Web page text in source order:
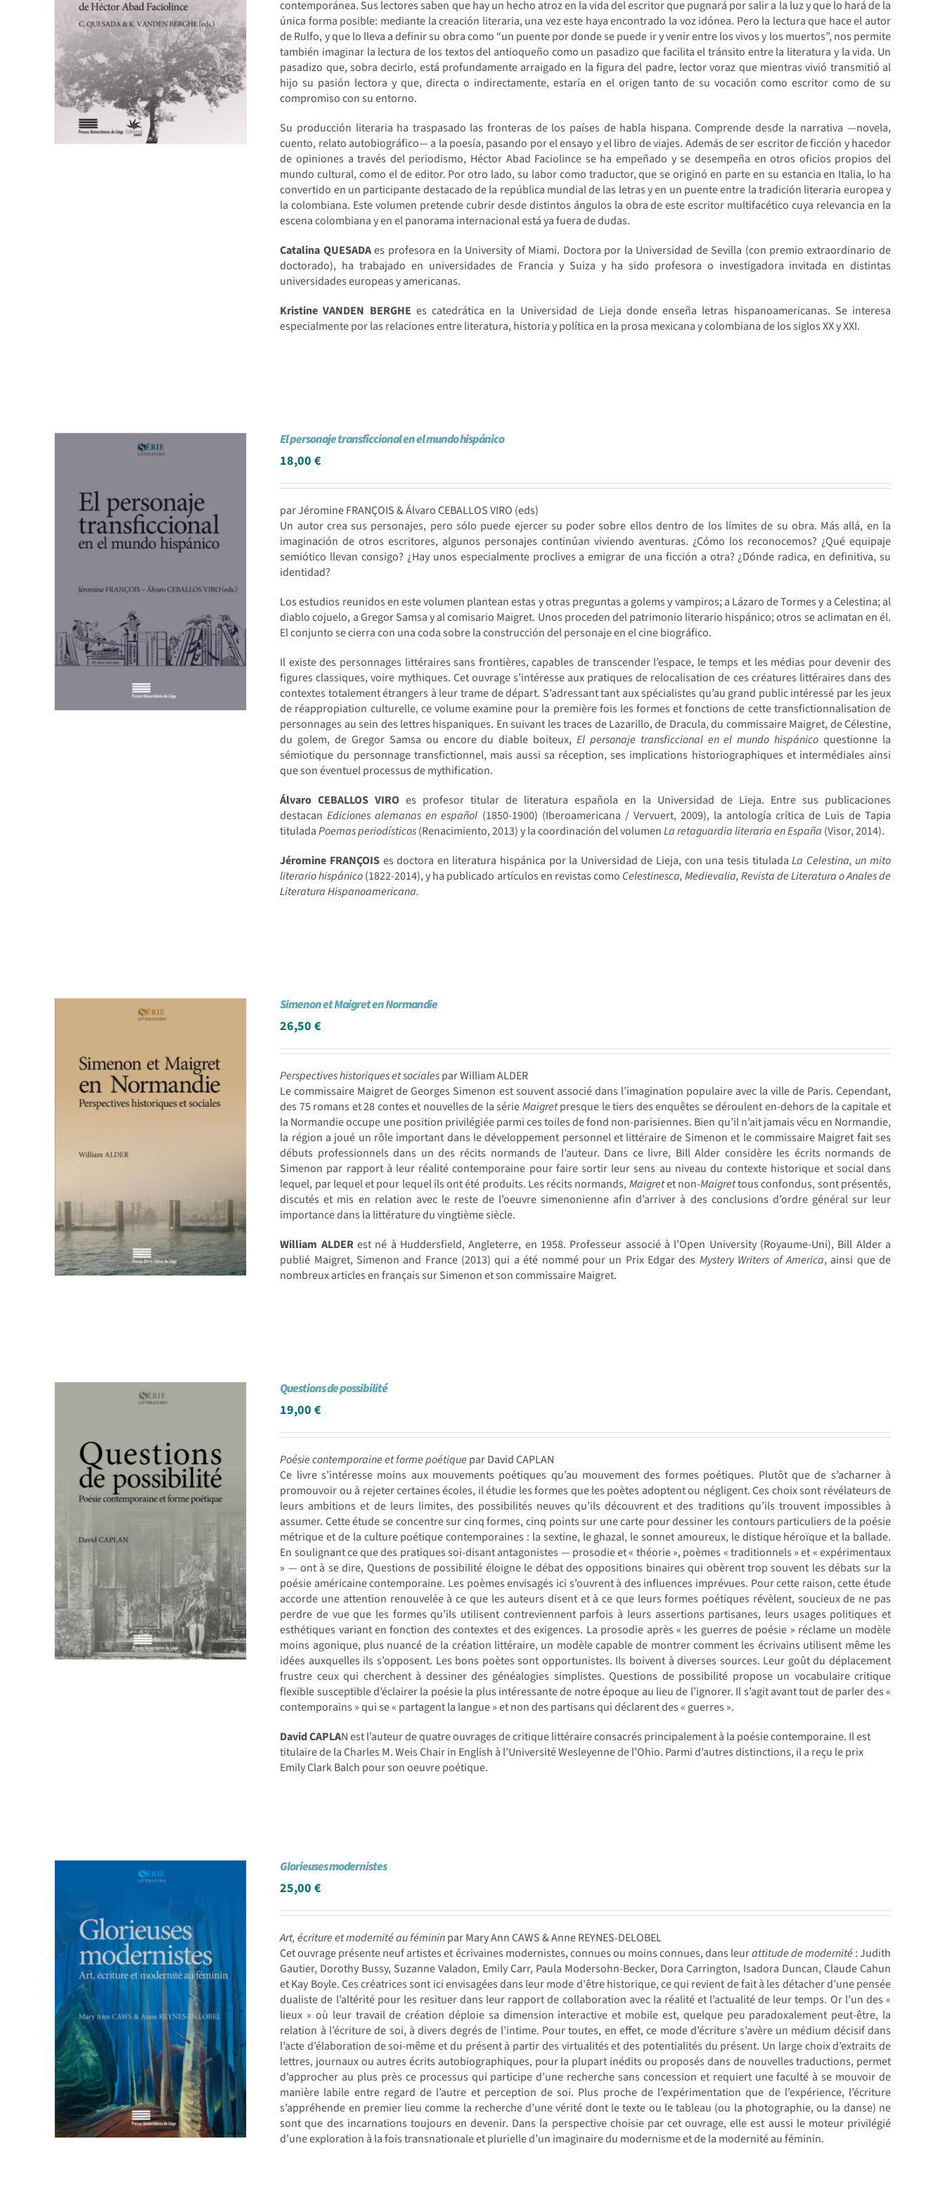
contemporánea. Sus lectores saben que hay un hecho atroz en la vida del escritor que pugnará por salir a la luz y que lo hará de la
única forma posible: mediante la creación literaria, una vez este haya encontrado la voz idónea. Pero la lectura que hace el autor
de Rulfo, y que lo lleva a definir su obra como “un puente por donde se puede ir y venir entre los vivos y los muertos”, nos permite
también imaginar la lectura de los textos del antioqueño como un pasadizo que facilita el tránsito entre la literatura y la vida. Un
pasadizo que, sobra decirlo, está profundamente arraigado en la figura del padre, lector voraz que mientras vivió transmitió al
hijo su pasión lectora y que, directa o indirectamente, estaría en el origen tanto de su vocación como escritor como de su
compromiso con su entorno.
Su producción literaria ha traspasado las fronteras de los países de habla hispana. Comprende desde la narrativa —novela,
cuento, relato autobiográfico— a la poesía, pasando por el ensayo y el libro de viajes. Además de ser escritor de ficción y hacedor
de opiniones a través del periodismo, Héctor Abad Faciolince se ha empeñado y se desempeña en otros oficios propios del
mundo cultural, como el de editor. Por otro lado, su labor como traductor, que se originó en parte en su estancia en Italia, lo ha
convertido en un participante destacado de la república mundial de las letras y en un puente entre la tradición literaria europea y
la colombiana. Este volumen pretende cubrir desde distintos ángulos la obra de este escritor multifacético cuya relevancia en la
escena colombiana y en el panorama internacional está ya fuera de dudas.
Catalina QUESADAes profesora en la University of Miami. Doctora por la Universidad de Sevilla (con premio extraordinario de
doctorado), ha trabajado en universidades de Francia y Suiza y ha sido profesora o investigadora invitada en distintas
universidades europeas y americanas.
Kristine VANDEN BERGHE es catedrática en la Universidad de Lieja donde enseña letras hispanoamericanas. Se interesa
especialmente por las relaciones entre literatura, historia y política en la prosa mexicana y colombiana de los siglos XX y XXI.
El personaje transficcional en el mundo hispánico
18,00€
par Jéromine FRANÇOIS & Álvaro CEBALLOS VIRO (eds)
Un autor crea sus personajes, pero sólo puede ejercer su poder sobre ellos dentro de los límites de su obra. Más allá, en la
imaginación de otros escritores, algunos personajes continúan viviendo aventuras. ¿Cómo los reconocemos? ¿Qué equipaje
semiótico llevan consigo? ¿Hay unos especialmente proclives a emigrar de una ficción a otra? ¿Dónde radica, en definitiva, su
identidad?
Los estudios reunidos en este volumen plantean estas y otras preguntas a golems y vampiros; a Lázaro de Tormes y a Celestina; al
diablo cojuelo, a Gregor Samsa y al comisario Maigret. Unos proceden del patrimonio literario hispánico; otros se aclimatan en él.
El conjunto se cierra con una coda sobre la construcción del personaje en el cine biográfico.
Il existe des personnages littéraires sans frontières, capables de transcender l’espace, le temps et les médias pour devenir des
figures classiques, voire mythiques. Cet ouvrage s’intéresse aux pratiques de relocalisation de ces créatures littéraires dans des
contextes totalement étrangers à leur trame de départ. S’adressant tant aux spécialistes qu’au grand public intéressé par les jeux
de réappropiation culturelle, ce volume examine pour la première fois les formes et fonctions de cette transfictionnalisation de
personnages au sein des lettres hispaniques. En suivant les traces de Lazarillo, de Dracula, du commissaire Maigret, de Célestine,
du golem, de Gregor Samsa ou encore du diable boiteux, El personaje transficcional en el mundo hispánico questionne la
sémiotique du personnage transfictionnel, mais aussi sa réception, ses implications historiographiques et intermédiales ainsi
que son éventuel processus de mythification.
Álvaro CEBALLOS VIRO es profesor titular de literatura española en la Universidad de Lieja. Entre sus publicaciones
destacanEdiciones alemanas en español (1850-1900) (Iberoamericana / Vervuert, 2009), la antología crítica de Luis de Tapia
tituladaPoemas periodísticos(Renacimiento, 2013) y la coordinación del volumenLa retaguardia literaria en España (Visor, 2014).
Jéromine FRANÇOISes doctora en literatura hispánica por la Universidad de Lieja, con una tesis tituladaLa Celestina, un mito
literario hispánico(1822-2014), y ha publicado artículos en revistas como Celestinesca, Medievalia, Revista de Literatura o Anales de
Literatura Hispanoamericana.
Simenon et Maigret en Normandie
26,50€
Perspectives historiques et socialespar William ALDER
Le commissaire Maigret de Georges Simenon est souvent associé dans l’imagination populaire avec la ville de Paris. Cependant,
des 75 romans et 28 contes et nouvelles de la sérieMaigretpresque le tiers des enquêtes se déroulent en-dehors de la capitale et
la Normandie occupe une position privilégiée parmi ces toiles de fond non-parisiennes. Bien qu’il n’ait jamais vécu en Normandie,
la région a joué un rôle important dans le développement personnel et littéraire de Simenon et le commissaire Maigret fait ses
débuts professionnels dans un des récits normands de l’auteur. Dans ce livre, Bill Alder considère les écrits normands de
Simenon par rapport à leur réalité contemporaine pour faire sortir leur sens au niveau du contexte historique et social dans
lequel, par lequel et pour lequel ils ont été produits. Les récits normands,Maigretet non-Maigrettous confondus, sont présentés,
discutés et mis en relation avec le reste de l’oeuvre simenonienne afin d’arriver à des conclusions d’ordre général sur leur
importance dans la littérature du vingtième siècle.
William ALDERest né à Huddersfield, Angleterre, en 1958. Professeur associé à l’Open University (Royaume-Uni), Bill Alder a
publié Maigret, Simenon and France (2013) qui a été nommé pour un Prix Edgar des Mystery Writers of America, ainsi que de
nombreux articles en français sur Simenon et son commissaire Maigret.
Questions de possibilité
19,00€
Poésie contemporaine et forme poétique par David CAPLAN
Ce livre s’intéresse moins aux mouvements poétiques qu’au mouvement des formes poétiques. Plutôt que de s’acharner à
promouvoir ou à rejeter certaines écoles, il étudie les formes que les poètes adoptent ou négligent. Ces choix sont révélateurs de
leurs ambitions et de leurs limites, des possibilités neuves qu’ils découvrent et des traditions qu’ils trouvent impossibles à
assumer. Cette étude se concentre sur cinq formes, cinq points sur une carte pour dessiner les contours particuliers de la poésie
métrique et de la culture poétique contemporaines : la sextine, le ghazal, le sonnet amoureux, le distique héroïque et la ballade.
En soulignant ce que des pratiques soi-disant antagonistes — prosodie et « théorie », poèmes « traditionnels » et « expérimentaux
» — ont à se dire, Questions de possibilité éloigne le débat des oppositions binaires qui obèrent trop souvent les débats sur la
poésie américaine contemporaine. Les poèmes envisagés ici s’ouvrent à des influences imprévues. Pour cette raison, cette étude
accorde une attention renouvelée à ce que les auteurs disent et à ce que leurs formes poétiques révèlent, soucieux de ne pas
perdre de vue que les formes qu’ils utilisent contreviennent parfois à leurs assertions partisanes, leurs usages politiques et
esthétiques variant en fonction des contextes et des exigences. La prosodie après « les guerres de poésie » réclame un modèle
moins agonique, plus nuancé de la création littéraire, un modèle capable de montrer comment les écrivains utilisent même les
idées auxquelles ils s’opposent. Les bons poètes sont opportunistes. Ils boivent à diverses sources. Leur goût du déplacement
frustre ceux qui cherchent à dessiner des généalogies simplistes. Questions de possibilité propose un vocabulaire critique
flexible susceptible d’éclairer la poésie la plus intéressante de notre époque au lieu de l’ignorer. Il s’agit avant tout de parler des «
contemporains » qui se « partagent la langue » et non des partisans qui déclarent des « guerres ».
David CAPLAN est l’auteur de quatre ouvrages de critique littéraire consacrés principalement à la poésie contemporaine. Il est
titulaire de la Charles M. Weis Chair in English à l’Université Wesleyenne de l’Ohio. Parmi d’autres distinctions, il a reçu le prix
Emily Clark Balch pour son oeuvre poétique.
Glorieuses modernistes
25,00€
Art, écriture et modernité au fémininpar Mary Ann CAWS & Anne REYNES-DELOBEL
Cet ouvrage présente neuf artistes et écrivaines modernistes, connues ou moins connues, dans leurattitude de modernité: Judith
Gautier, Dorothy Bussy, Suzanne Valadon, Emily Carr, Paula Modersohn-Becker, Dora Carrington, Isadora Duncan, Claude Cahun
et Kay Boyle. Ces créatrices sont ici envisagées dans leur mode d'être historique, ce qui revient de fait à les détacher d’une pensée
dualiste de l’altérité pour les resituer dans leur rapport de collaboration avec la réalité et l’actualité de leur temps. Or l’un des «
lieux » où leur travail de création déploie sa dimension interactive et mobile est, quelque peu paradoxalement peut-être, la
relation à l’écriture de soi, à divers degrés de l’intime. Pour toutes, en effet, ce mode d’écriture s’avère un médium décisif dans
l’acte d’élaboration de soi-même et du présent à partir des virtualités et des potentialités du présent. Un large choix d’extraits de
lettres, journaux ou autres écrits autobiographiques, pour la plupart inédits ou proposés dans de nouvelles traductions, permet
d’approcher au plus près ce processus qui participe d’une recherche sans concession et requiert une faculté à se mouvoir de
manière labile entre regard de l’autre et perception de soi. Plus proche de l’expérimentation que de l’expérience, l’écriture
s’appréhende en premier lieu comme la recherche d’une vérité dont le texte ou le tableau (ou la photographie, ou la danse) ne
sont que des incarnations toujours en devenir. Dans la perspective choisie par cet ouvrage, elle est aussi le moteur privilégié
d’une exploration à la fois transnationale et plurielle d’un imaginaire du modernisme et de la modernité au féminin.